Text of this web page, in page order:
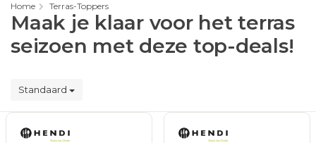
Home Terras-Toppers
Maak je klaar voor het terras
seizoen met deze top-deals!
Standaard